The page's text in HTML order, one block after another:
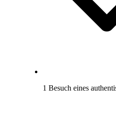
1 Besuch eines